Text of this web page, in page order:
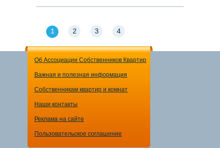
1 2 3 4
Об Ассоциации Собственников Квартир
Важная и полезная информация
Собственникам квартир и комнат
Наши контакты
Реклама на сайте
Пользовательское соглашение